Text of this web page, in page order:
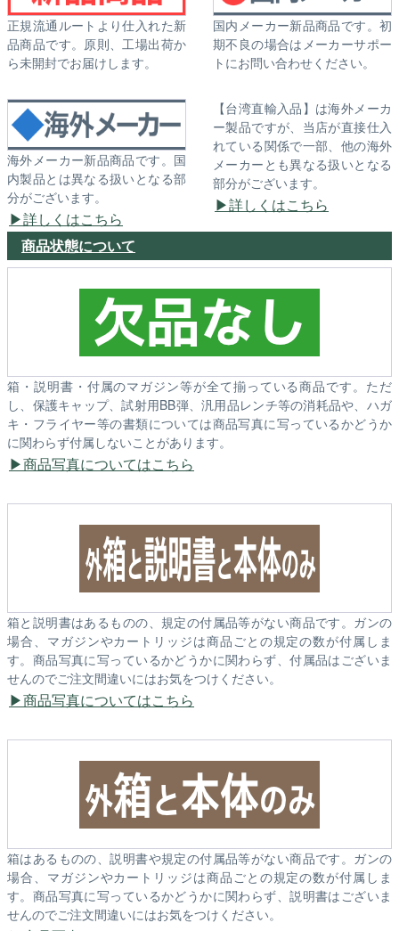
正規流通ルートより仕入れた新
品商品です。原則、工場出荷か
ら未開封でお届けします。
国内メーカー新品商品です。初
期不良の場合はメーカーサポー
トにお問い合わせください。
海外メーカー新品商品です。国
内製品とは異なる扱いとなる部
分がございます。
詳しくはこちら
【台湾直輸入品】は海外メーカ
ー製品ですが、当店が直接仕入
れている関係で一部、他の海外
メーカーとも異なる扱いとなる
部分がございます。
詳しくはこちら
商品状態について
箱・説明書・付属のマガジン等が全て揃っている商品です。ただ
し、保護キャップ、試射用BB弾、汎用品レンチ等の消耗品や、ハガ
キ・フライヤー等の書類については商品写真に写っているかどうか
に関わらず付属しないことがあります。
商品写真についてはこちら
箱と説明書はあるものの、規定の付属品等がない商品です。ガンの
場合、マガジンやカートリッジは商品ごとの規定の数が付属しま
す。商品写真に写っているかどうかに関わらず、付属品はございま
せんのでご注文間違いにはお気をつけください。
商品写真についてはこちら
箱はあるものの、説明書や規定の付属品等がない商品です。ガンの
場合、マガジンやカートリッジは商品ごとの規定の数が付属しま
す。商品写真に写っているかどうかに関わらず、説明書はございま
せんのでご注文間違いにはお気をつけください。